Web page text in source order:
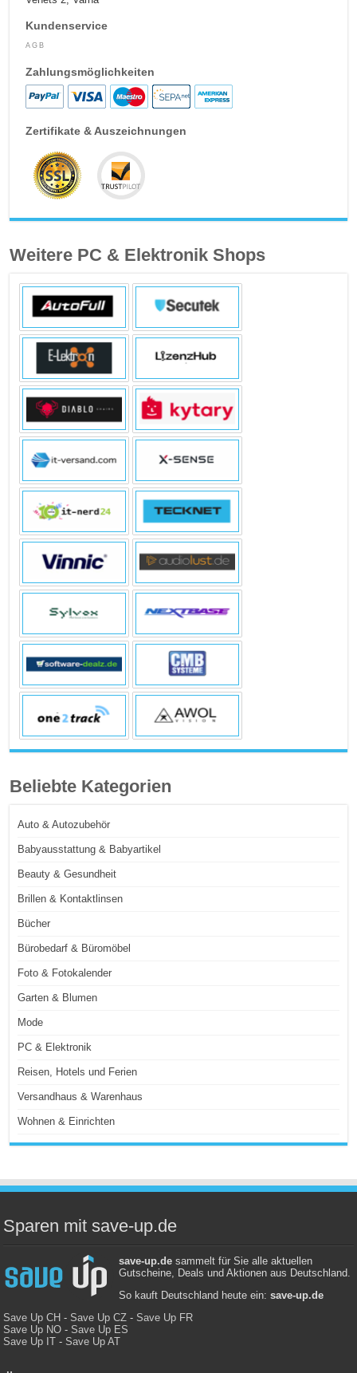
Kundenservice
AGB
Zahlungsmöglichkeiten
Zertifikate & Auszeichnungen
Weitere PC & Elektronik Shops
Beliebte Kategorien
Auto & Autozubehör
Babyausstattung & Babyartikel
Beauty & Gesundheit
Brillen & Kontaktlinsen
Bücher
Bürobedarf & Büromöbel
Foto & Fotokalender
Garten & Blumen
Mode
PC & Elektronik
Reisen, Hotels und Ferien
Versandhaus & Warenhaus
Wohnen & Einrichten
Sparen mit save-up.de
save-up.desammelt für Sie alle aktuellen
Gutscheine, Deals und Aktionen aus Deutschland.
So kauft Deutschland heute ein: save-up.de
Save Up CH -Save Up CZ -Save Up FR
Save Up NO -Save Up ES
Save Up IT -Save Up AT